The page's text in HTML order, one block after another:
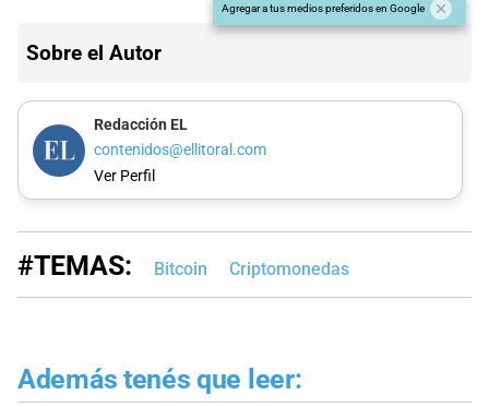
Agregar a tus medios preferidos en Google
Sobre el Autor
Redacción EL
contenidos@ellitoral.com
Ver Perfil
#TEMAS: Bitcoin Criptomonedas
Además tenés que leer: